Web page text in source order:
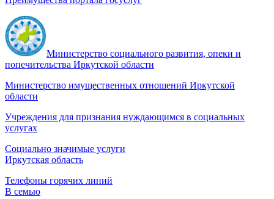
Министерство социального развития, опеки и
попечительства Иркутской области
Министерство имущественных отношений Иркутской
области
Учреждения для признания нуждающимся в социальных
услугах
Социально значимые услуги
Иркутская область
Телефоны горячих линий
В семью